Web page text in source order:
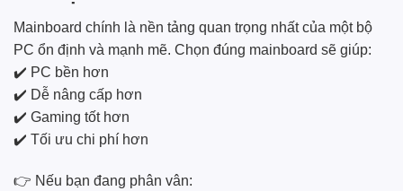
Mainboard chính là nền tảng quan trọng nhất của một bộ
PC ổn định và mạnh mẽ. Chọn đúng mainboard sẽ giúp:
✔️ PC bền hơn
✔️ Dễ nâng cấp hơn
✔️ Gaming tốt hơn
✔️ Tối ưu chi phí hơn
👉 Nếu bạn đang phân vân: